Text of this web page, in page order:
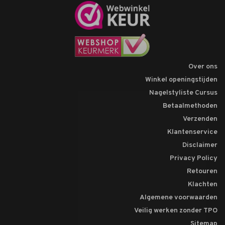
Over ons
Winkel openingstijden
Nagelstyliste Cursus
Betaalmethoden
Verzenden
Klantenservice
Disclaimer
Privacy Policy
Retouren
Klachten
Algemene voorwaarden
Veilig werken zonder TPO